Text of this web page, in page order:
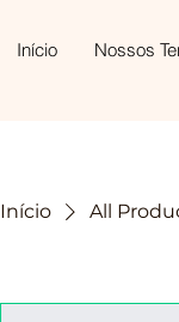
Início Nossos
Início All